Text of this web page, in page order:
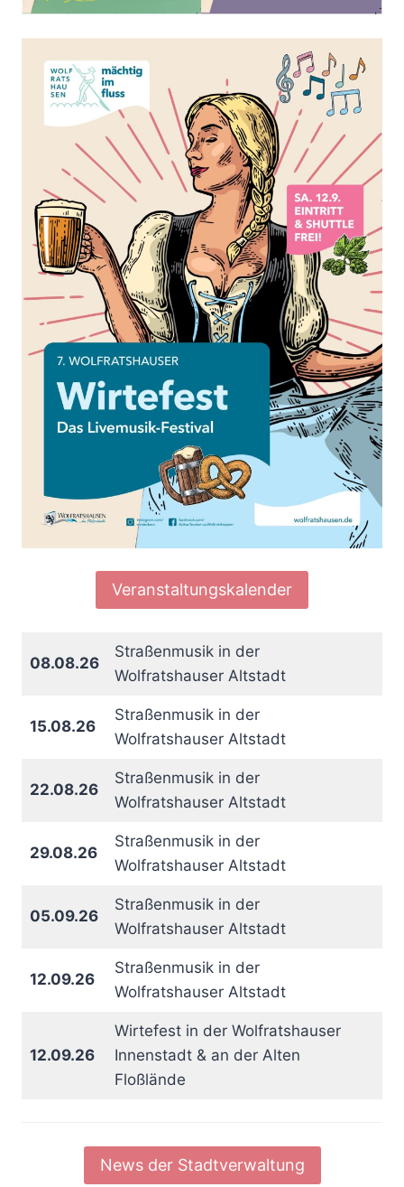
Veranstaltungskalender
08.08.26
Straßenmusik in der
Wolfratshauser Altstadt
15.08.26
Straßenmusik in der
Wolfratshauser Altstadt
22.08.26
Straßenmusik in der
Wolfratshauser Altstadt
29.08.26
Straßenmusik in der
Wolfratshauser Altstadt
05.09.26
Straßenmusik in der
Wolfratshauser Altstadt
12.09.26
Straßenmusik in der
Wolfratshauser Altstadt
12.09.26
Wirtefest in der Wolfratshauser
Innenstadt & an der Alten
Floßlände
News der Stadtverwaltung